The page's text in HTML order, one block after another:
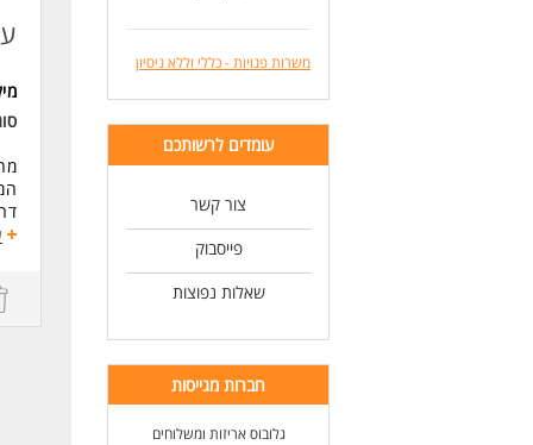
משרות פנויות - כללי וללא ניסיון
עומדים לרשותכם
צור קשר
פייסבוק
שאלות נפוצות
חברות מגייסות
גלובוס אריזות ומשלוחים
-